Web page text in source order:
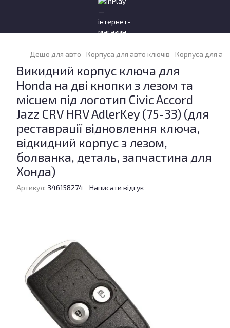
Дещо для авто Корпуса для авто ключів Корпуса для
Викидний корпус ключа для
Honda на дві кнопки з лезом та
місцем під логотип Civic Accord
Jazz CRV HRV AdlerKey (75-33) (для
реставрації відновлення ключа,
відкидний корпус з лезом,
болванка, деталь, запчастина для
Хонда)
Артикул: 346158274 Написати відгук